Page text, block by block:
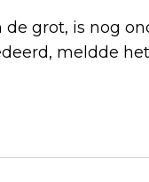
de grot, is nog
meldde
BERGE